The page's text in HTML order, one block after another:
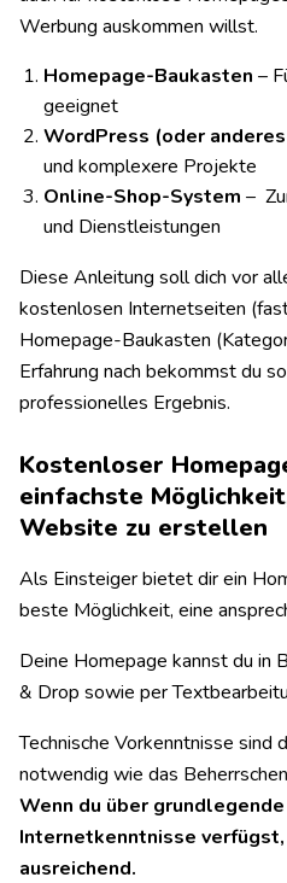
Werbung auskommen willst.
Homepage-Baukasten –
geeignet
WordPress (oder anderes
und komplexere Projekte
Online-Shop-System –
und Dienstleistungen
Diese Anleitung soll dich vor
kostenlosen Internetseiten
Homepage-Baukasten
Erfahrung nach bekommst du
professionelles Ergebnis.
Kostenloser
einfachste
Website zu erstellen
Als Einsteiger bietet dir ein
beste Möglichkeit, eine
Deine Homepage kannst du in
& Drop sowie per
Technische Vorkenntnisse sind
notwendig wie das
Wenn du über
Internetkenntnisse
ausreichend.